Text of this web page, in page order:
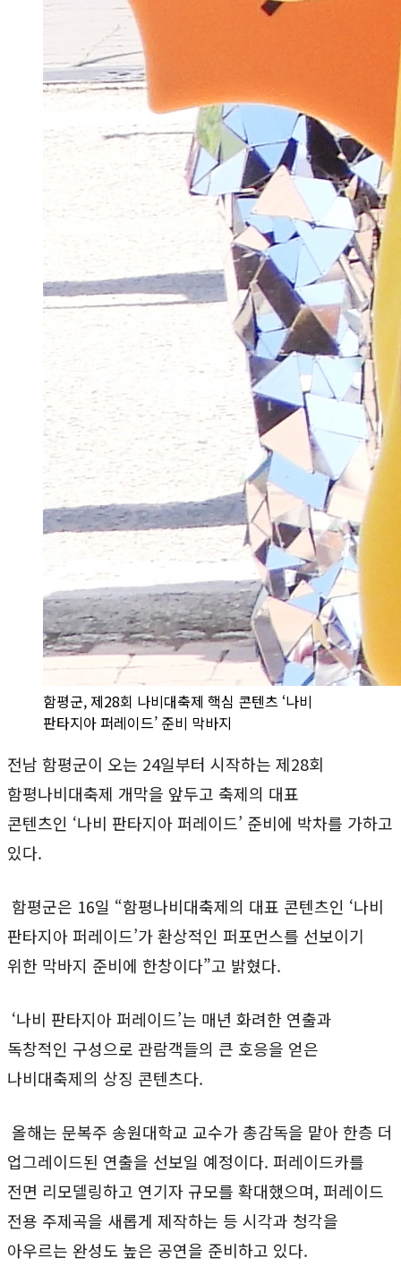
함평군, 제28회 나비대축제 핵심 콘텐츠 ‘나비
판타지아 퍼레이드’ 준비 막바지
전남 함평군이 오는 24일부터 시작하는 제28회
함평나비대축제 개막을 앞두고 축제의 대표
콘텐츠인 ‘나비 판타지아 퍼레이드’ 준비에 박차를 가하고
있다.
함평군은 16일 “함평나비대축제의 대표 콘텐츠인 ‘나비
판타지아 퍼레이드’가 환상적인 퍼포먼스를 선보이기
위한 막바지 준비에 한창이다”고 밝혔다.
‘나비 판타지아 퍼레이드’는 매년 화려한 연출과
독창적인 구성으로 관람객들의 큰 호응을 얻은
나비대축제의 상징 콘텐츠다.
올해는 문복주 송원대학교 교수가 총감독을 맡아 한층 더
업그레이드된 연출을 선보일 예정이다. 퍼레이드카를
전면 리모델링하고 연기자 규모를 확대했으며, 퍼레이드
전용 주제곡을 새롭게 제작하는 등 시각과 청각을
아우르는 완성도 높은 공연을 준비하고 있다.